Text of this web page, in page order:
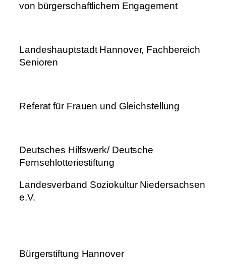
von bürgerschaftlichem Engagement
Landeshauptstadt Hannover, Fachbereich
Senioren
Referat für Frauen und Gleichstellung
Deutsches Hilfswerk/ Deutsche
Fernsehlotteriestiftung
Landesverband Soziokultur Niedersachsen
e.V.
Bürgerstiftung Hannover